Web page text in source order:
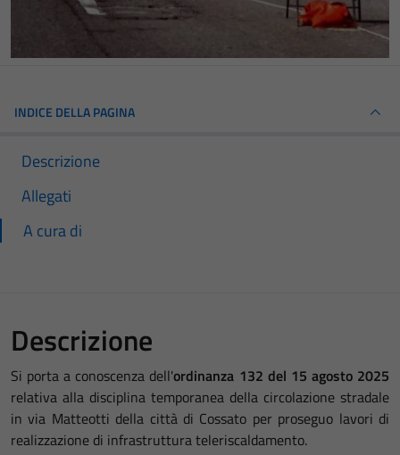
INDICE DELLA PAGINA
Descrizione
Allegati
A cura di
Descrizione
Si porta a conoscenza dell'ordinanza 132 del 15 agosto 2025
relativa alla disciplina temporanea della circolazione stradale
in via Matteotti della città di Cossato per proseguo lavori di
realizzazione di infrastruttura teleriscaldamento.